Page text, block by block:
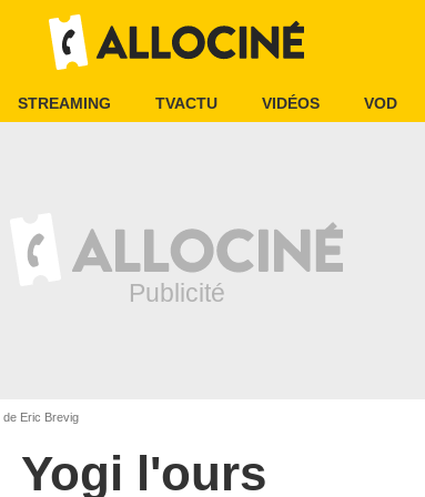
STREAMING TVACTU VIDÉOS VOD
de Eric Brevig
Yogi l'ours